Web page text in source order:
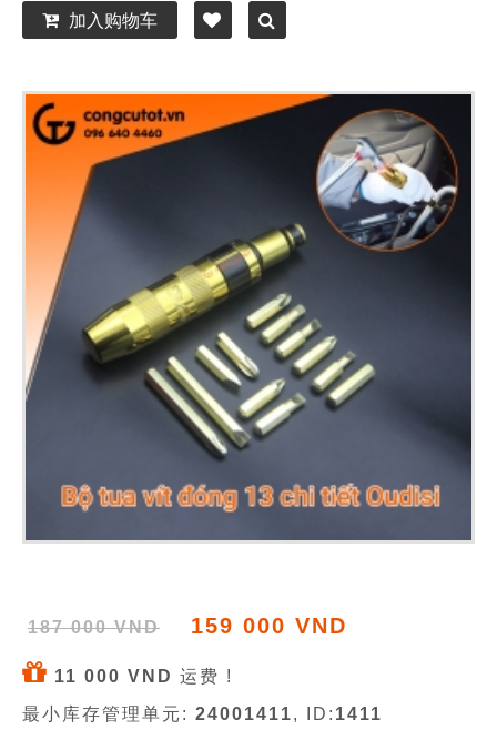
加入购物车
187 000 VND 159 000 VND
11 000 VND 运费 !
最小库存管理单元: 24001411, ID: 1411